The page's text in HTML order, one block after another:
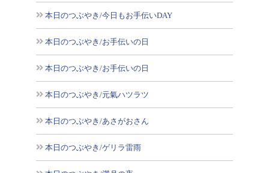
本日のつぶやき/今日もお手伝いDAY
本日のつぶやき/お手伝いの日
本日のつぶやき/お手伝いの日
本日のつぶやき/元氣ハツラツ
本日のつぶやき/あさがおさん
本日のつぶやき/ゲリラ雷雨